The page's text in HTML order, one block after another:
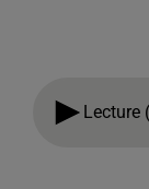
Lecture